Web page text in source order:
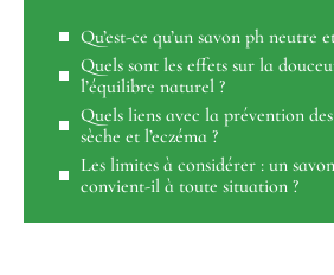
Qu’est-ce qu’un savon ph neutre
Quels sont les effets sur la
l’équilibre naturel ?
Quels liens avec la prévention
sèche et l’eczéma ?
Les limites à considérer : un
convient-il à toute situation ?